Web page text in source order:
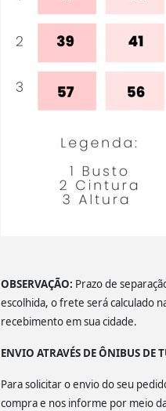
OBSERVAÇÃO: Prazo de
escolhida, o frete será calculado
recebimento em sua cidade.
ENVIO ATRAVÉS DE ÔNIBUS DE
Para solicitar o envio do seu
compra e nos informe por meio